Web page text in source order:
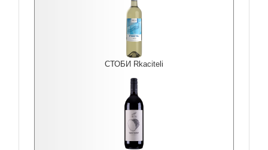
СТОБИ Rkaciteli